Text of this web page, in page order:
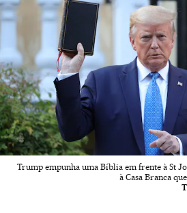
Trump empunha uma Bíblia em frente à St
à Casa Branca